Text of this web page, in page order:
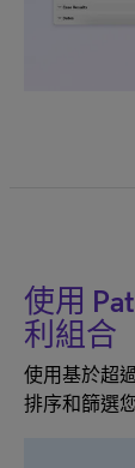
使用
利組合
使用基於超
排序和篩選